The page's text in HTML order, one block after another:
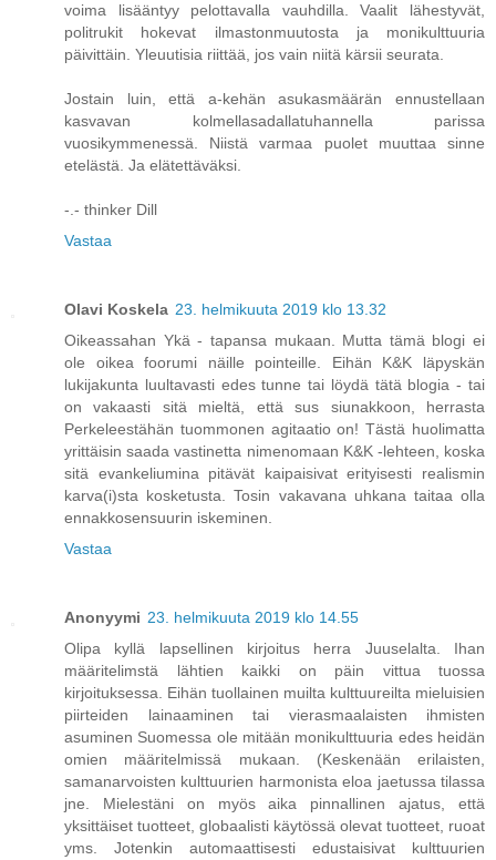
voima lisääntyy pelottavalla vauhdilla. Vaalit lähestyvät,
politrukit hokevat ilmastonmuutosta ja monikulttuuria
päivittäin. Yleuutisia riittää, jos vain niitä kärsii seurata.
Jostain luin, että a-kehän asukasmäärän ennustellaan
kasvavan kolmellasadallatuhannella parissa
vuosikymmenessä. Niistä varmaa puolet muuttaa sinne
etelästä. Ja elätettäväksi.
-.- thinker Dill
Vastaa
Olavi Koskela 23. helmikuuta 2019 klo 13.32
Oikeassahan Ykä - tapansa mukaan. Mutta tämä blogi ei
ole oikea foorumi näille pointeille. Eihän K&K läpyskän
lukijakunta luultavasti edes tunne tai löydä tätä blogia - tai
on vakaasti sitä mieltä, että sus siunakkoon, herrasta
Perkeleestähän tuommonen agitaatio on! Tästä huolimatta
yrittäisin saada vastinetta nimenomaan K&K -lehteen, koska
sitä evankeliumina pitävät kaipaisivat erityisesti realismin
karva(i)sta kosketusta. Tosin vakavana uhkana taitaa olla
ennakkosensuurin iskeminen.
Vastaa
Anonyymi 23. helmikuuta 2019 klo 14.55
Olipa kyllä lapsellinen kirjoitus herra Juuselalta. Ihan
määritelimstä lähtien kaikki on päin vittua tuossa
kirjoituksessa. Eihän tuollainen muilta kulttuureilta mieluisien
piirteiden lainaaminen tai vierasmaalaisten ihmisten
asuminen Suomessa ole mitään monikulttuuria edes heidän
omien määritelmissä mukaan. (Keskenään erilaisten,
samanarvoisten kulttuurien harmonista eloa jaetussa tilassa
jne. Mielestäni on myös aika pinnallinen ajatus, että
yksittäiset tuotteet, globaalisti käytössä olevat tuotteet, ruoat
yms. Jotenkin automaattisesti edustaisivat kulttuurien